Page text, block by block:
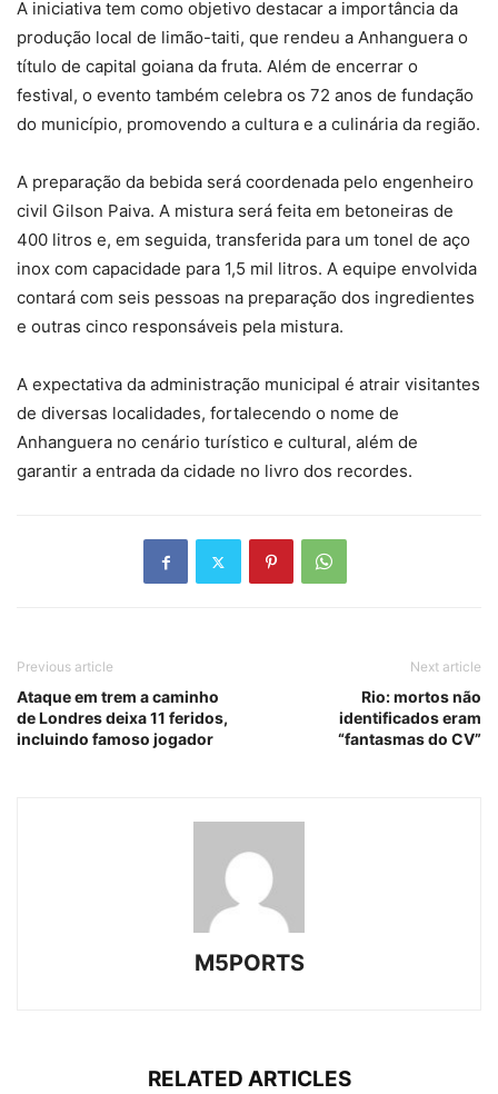
A iniciativa tem como objetivo destacar a importância da
produção local de limão-taiti, que rendeu a Anhanguera o
título de capital goiana da fruta. Além de encerrar o
festival, o evento também celebra os 72 anos de fundação
do município, promovendo a cultura e a culinária da região.
A preparação da bebida será coordenada pelo engenheiro
civil Gilson Paiva. A mistura será feita em betoneiras de
400 litros e, em seguida, transferida para um tonel de aço
inox com capacidade para 1,5 mil litros. A equipe envolvida
contará com seis pessoas na preparação dos ingredientes
e outras cinco responsáveis pela mistura.
A expectativa da administração municipal é atrair visitantes
de diversas localidades, fortalecendo o nome de
Anhanguera no cenário turístico e cultural, além de
garantir a entrada da cidade no livro dos recordes.
Previous article
Ataque em trem a caminho
de Londres deixa 11 feridos,
incluindo famoso jogador
Next article
Rio: mortos não
identificados eram
“fantasmas do CV”
M5PORTS
RELATED ARTICLES